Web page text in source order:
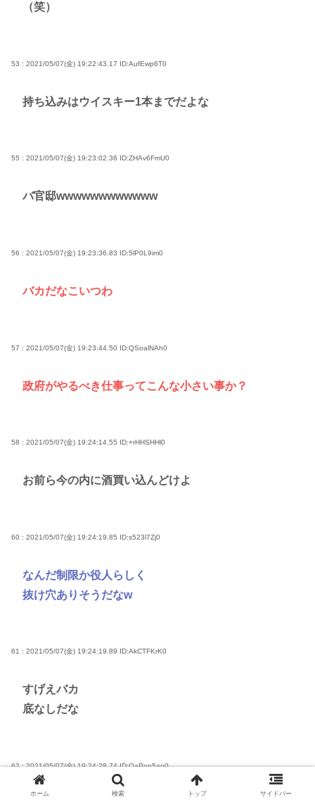
（笑）
53 : 2021/05/07(金) 19:22:43.17 ID:AufEwp6T0
持ち込みはウイスキー1本までだよな
55 : 2021/05/07(金) 19:23:02.36 ID:ZHAv6FmU0
バ官邸wwwwwwwwwwww
56 : 2021/05/07(金) 19:23:36.83 ID:5lP0L9im0
バカだなこいつわ
57 : 2021/05/07(金) 19:23:44.50 ID:QSoalNAh0
政府がやるべき仕事ってこんな小さい事か？
58 : 2021/05/07(金) 19:24:14.55 ID:+rHHSHHl0
お前ら今の内に酒買い込んどけよ
60 : 2021/05/07(金) 19:24:19.85 ID:s523l7Zj0
なんだ制限か役人らしく
抜け穴ありそうだなw
61 : 2021/05/07(金) 19:24:19.89 ID:AkCTFKrK0
すげえバカ
底なしだな
62 : 2021/05/07(金) 19:24:28.74ID:QaPop5ao0
ホーム 検索 トップ サイドバー